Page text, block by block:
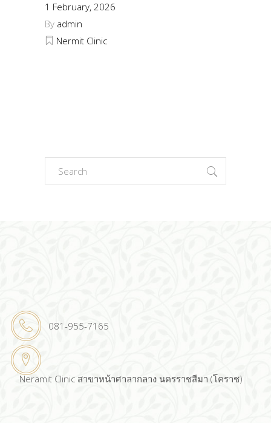
1 February, 2026
By admin
Nermit Clinic
Search
for:
081-955-7165
Neramit Clinic สาขาหน้าศาลากลาง นครราชสีมา (โคราช)